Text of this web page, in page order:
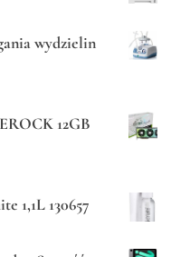
wydzielin
12GB
1,1L 130657